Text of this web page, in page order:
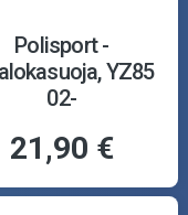
Polisport -
YZ85
02-
21,90 €